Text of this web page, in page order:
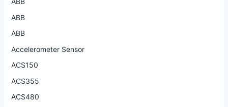
ABB
ABB
Accelerometer Sensor
ACS150
ACS355
ACS480